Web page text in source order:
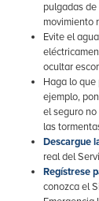
pulgadas
movimiento
Evite el
ocultar
Haga lo que
ejemplo,
el seguro
las
Descargue
real del
Regístrese
conozca el